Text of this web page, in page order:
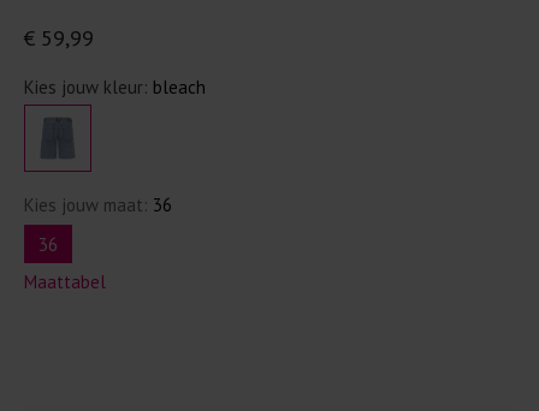
€ 59,99
Kies jouw kleur: bleach
Kies jouw maat: 36
36
Maattabel